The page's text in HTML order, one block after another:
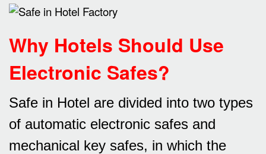
Why Hotels Should Use
Electronic Safes?
Safe in Hotel are divided into two types
of automatic electronic safes and
mechanical key safes, in which the